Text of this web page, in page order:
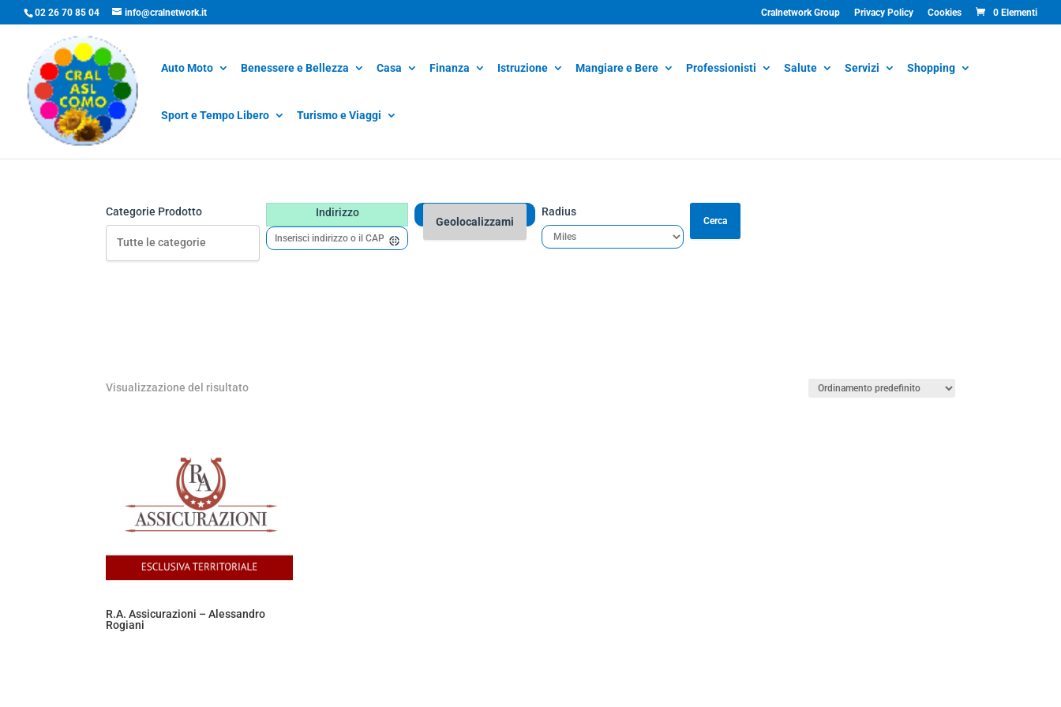
02 26 70 85 04 info@cralnetwork.it Cralnetwork Group Privacy Policy Cookies 0 Elementi
Auto Moto Benessere e Bellezza Casa Finanza Istruzione Mangiare e Bere Professionisti Salute Servizi Shopping
Sport e Tempo Libero Turismo e Viaggi
Categorie Prodotto Indirizzo
Geolocalizzami
Radius
Visualizzazione del risultato
R.A. Assicurazioni – Alessandro
Rogiani